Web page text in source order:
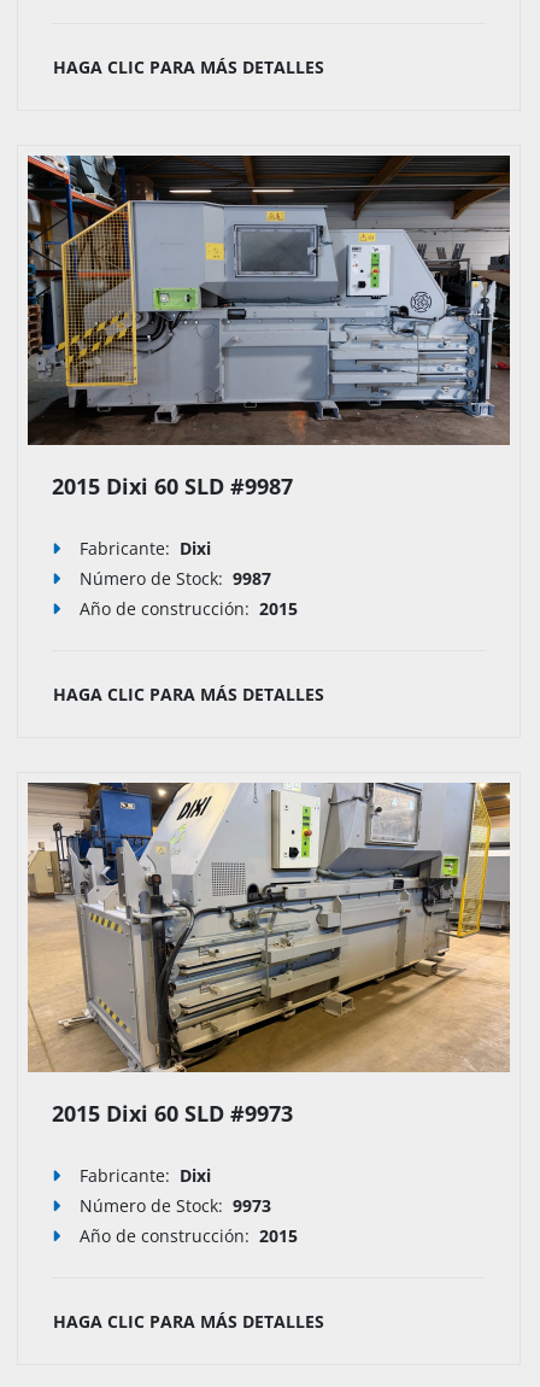
HAGA CLIC PARA MÁS DETALLES
2015 Dixi 60 SLD #9987
Fabricante: Dixi
Número de Stock: 9987
Año de construcción: 2015
HAGA CLIC PARA MÁS DETALLES
2015 Dixi 60 SLD #9973
Fabricante: Dixi
Número de Stock: 9973
Año de construcción: 2015
HAGA CLIC PARA MÁS DETALLES